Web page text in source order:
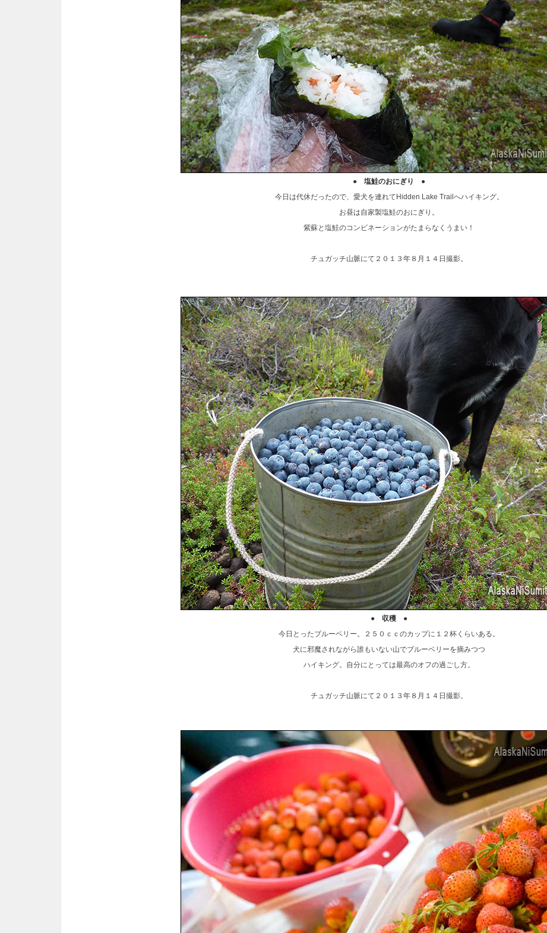
● 塩鮭のおにぎり ●
今日は代休だったので、愛犬を連れてHidden Lake Trailへハイキング。
お昼は自家製塩鮭のおにぎり。
紫蘇と塩鮭のコンビネーションがたまらなくうまい！
チュガッチ山脈にて２０１３年８月１４日撮影。
● 収穫 ●
今日とったブルーベリー。２５０ｃｃのカップに１２杯くらいある。
犬に邪魔されながら誰もいない山でブルーベリーを摘みつつ
ハイキング。自分にとっては最高のオフの過ごし方。
チュガッチ山脈にて２０１３年８月１４日撮影。